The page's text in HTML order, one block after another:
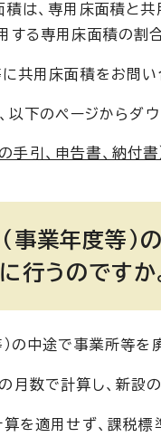
、専用床面積と共
る専用床面積の割
共用床面積をお問
下のページからダウ
手引、申告書、納付書
業年度等）の
行うのですか
中途で事業所等を廃
月数で計算し、新設
を適用せず、課税